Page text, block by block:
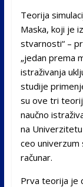
Teorija
Maska, koji je
stvarnosti“ –
„jedan prema
istraživanja
studije
su ove tri
naučno
na
ceo univerzum
računar.
Prva teorija je